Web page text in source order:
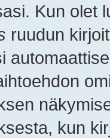
Kun olet
ruudun
kun